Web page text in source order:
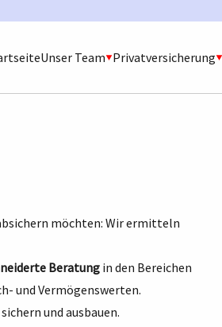
Unser Team Privatversicherung
möchten: Wir ermitteln
Beratung in den Bereichen
und Vermögenswerten.
und ausbauen.